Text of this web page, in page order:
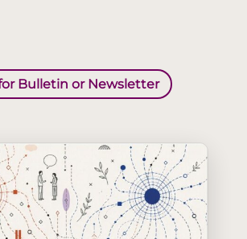
Bulletin or Newsletter